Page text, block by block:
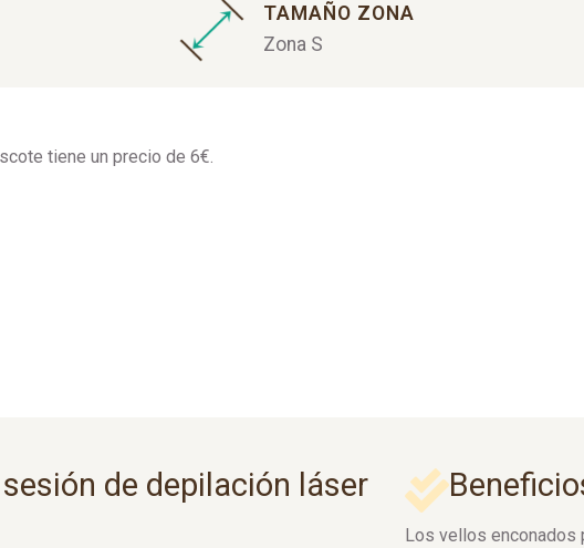
TAMAÑO ZONA
Zona S
tiene un precio de 6€.
de depilación láser
Los vellos enconados